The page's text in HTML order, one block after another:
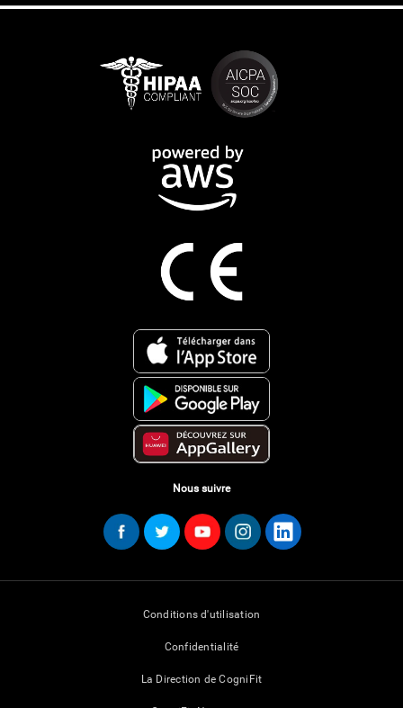
Nous suivre
Conditions d'utilisation
Confidentialité
La Direction de CogniFit